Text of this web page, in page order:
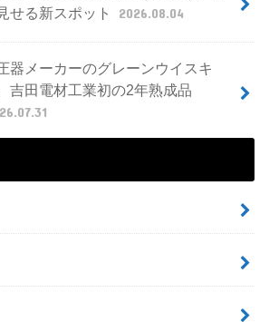
せる新スポット
2026.08.04
器メーカーのグレーンウイスキ
吉田電材工業初の2年熟成品